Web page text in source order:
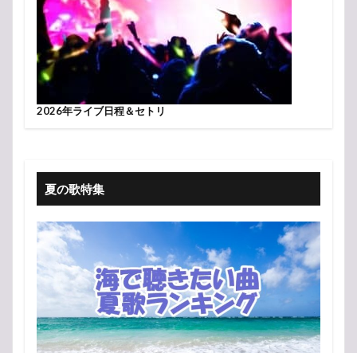
2026年ライブ日程＆セトリ
夏の歌特集